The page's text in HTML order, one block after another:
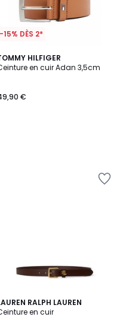
-15% DÈS 2*
HILFIGER
en cuir Adan 3,5cm
€
RALPH LAUREN
en cuir
5
/